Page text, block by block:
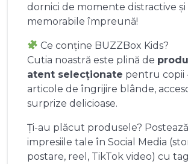
dornici de momente distractive și
memorabile împreună!
Ce conține BUZZBox Kids?
Cutia noastră este plină de
atent selecționate pentru copii
articole de îngrijire blânde,
surprize delicioase.
Ți-au plăcut produsele? Postează
impresiile tale în Social Media
postare, reel, TikTok video) cu